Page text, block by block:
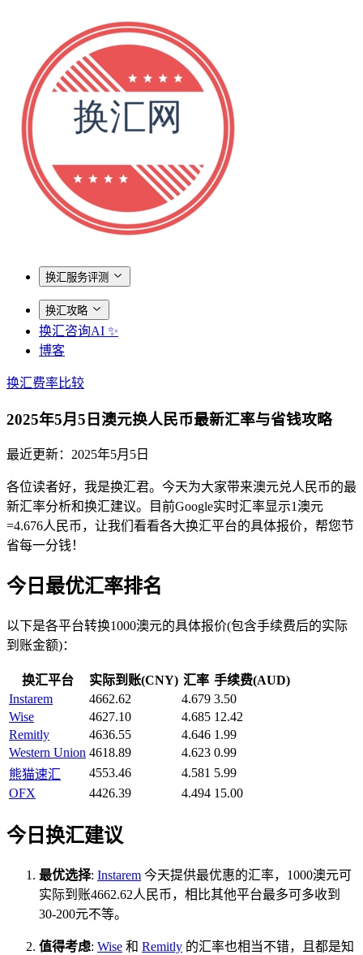
换汇服务评测
换汇攻略
换汇咨询AI ✨
博客
换汇费率比较
2025年5月5日澳元换人民币最新汇率与省钱攻略
最近更新： 2025年5月5日
各位读者好，我是换汇君。今天为大家带来澳元兑人民币的最
新汇率分析和换汇建议。目前Google实时汇率显示1澳元
=4.676人民币，让我们看看各大换汇平台的具体报价，帮您节
省每一分钱！
今日最优汇率排名
以下是各平台转换1000澳元的具体报价(包含手续费后的实际
到账金额)：
换汇平台 实际到账(CNY) 汇率 手续费(AUD)
Instarem
4662.62 4.679 3.50
Wise
4627.10 4.685 12.42
Remitly
4636.55 4.646 1.99
Western Union 4618.89 4.623 0.99
熊猫速汇
4553.46 4.581 5.99
OFX
4426.39 4.494 15.00
今日换汇建议
最优选择: Instarem 今天提供最优惠的汇率，1000澳元可
实际到账4662.62人民币，相比其他平台最多可多收到
30-200元不等。
值得考虑: Wise 和 Remitly 的汇率也相当不错，且都是知